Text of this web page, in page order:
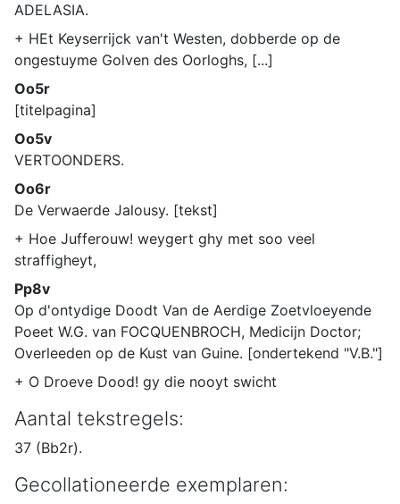
ADELASIA.
+ HEt Keyserrijck van't Westen, dobberde op de
ongestuyme Golven des Oorloghs, [...]
Oo5r
[titelpagina]
Oo5v
VERTOONDERS.
Oo6r
De Verwaerde Jalousy. [tekst]
+ Hoe Jufferouw! weygert ghy met soo veel
straffigheyt,
Pp8v
Op d'ontydige Doodt Van de Aerdige Zoetvloeyende
Poeet W.G. van FOCQUENBROCH, Medicijn Doctor;
Overleeden op de Kust van Guine. [ondertekend "V.B."]
+ O Droeve Dood! gy die nooyt swicht
Aantal tekstregels:
37 (Bb2r).
Gecollationeerde exemplaren: